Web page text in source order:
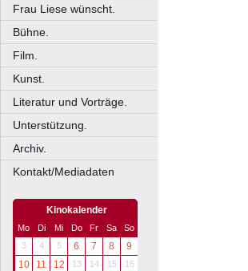
Frau Liese wünscht.
Bühne.
Film.
Kunst.
Literatur und Vorträge.
Unterstützung.
Archiv.
Kontakt/Mediadaten
Kinokalender
Mo Di Mi Do Fr Sa
So
3
4 5 6 7 8
9
10
11 12 13 14 15 16